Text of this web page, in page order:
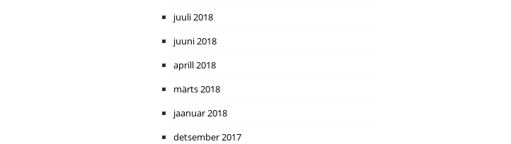
juuli 2018
juuni 2018
aprill 2018
märts 2018
jaanuar 2018
detsember 2017